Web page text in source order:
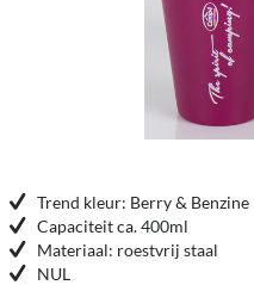
Trend kleur: Berry & Benzine
Capaciteit ca. 400ml
Materiaal: roestvrij staal
NUL